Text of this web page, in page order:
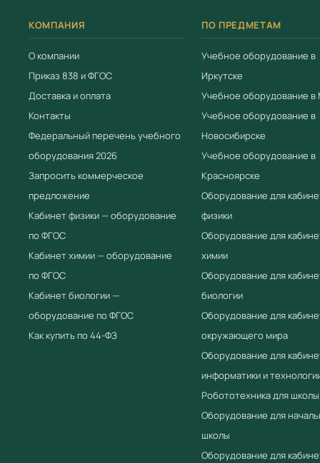
КОМПАНИЯ
О компании
Приказ 838 и ФГОС
Доставка и оплата
Контакты
Федеральный перечень учебного
оборудования 2026
Запросить коммерческое
предложение
Кабинет физики — оборудование
по ФГОС
Кабинет химии — оборудование
по ФГОС
Кабинет биологии —
оборудование по ФГОС
Как купить по 44-ФЗ
ПО ПРЕДМЕТАМ
Учебное оборудование в
Иркутске
Учебное оборудование в
Учебное оборудование в
Новосибирске
Учебное оборудование в
Красноярске
Оборудование для
физики
Оборудование для
химии
Оборудование для
биологии
Оборудование для
окружающего мира
Оборудование для
информатики и
Робототехника для школы
Оборудование для
школы
Оборудование для